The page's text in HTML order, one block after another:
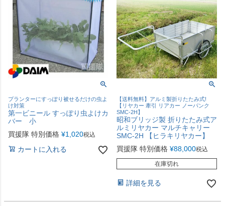
プランターにすっぽり被せるだけの虫よ
け対策
第一ビニール すっぽり虫よけカ
バー 小
買援隊 特別価格 ¥1,020税込
カートに入れる
【送料無料】アルミ製折りたたみ式!
【リヤカー 牽引 リアカー ノーパンク
SMC-2H】
昭和ブリッジ製 折りたたみ式ア
ルミリヤカー マルチキャリー
SMC-2H 【ヒラキリヤカー】
買援隊 特別価格 ¥88,000税込
在庫切れ
詳細を見る